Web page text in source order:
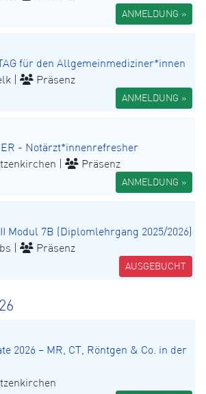
ANMELDUNG »
für den Allgemeinmediziner*innen
| Präsenz
ANMELDUNG »
- Notärzt*innenrefresher
| Präsenz
ANMELDUNG »
Modul 7B (Diplomlehrgang 2025/2026)
| Präsenz
AUSGEBUCHT
2026 – MR, CT, Röntgen & Co. in der